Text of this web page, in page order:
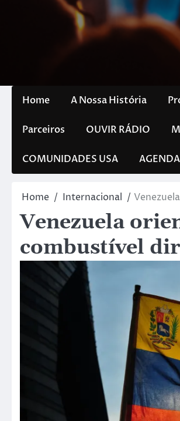
Home A Nossa História
Parceiros OUVIR RÁDIO
COMUNIDADES USA
Home Internacional
Venezuela
combustível